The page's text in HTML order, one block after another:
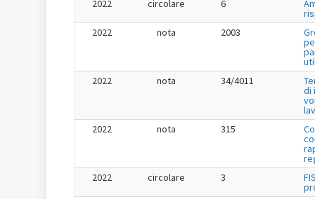
2022
circolare 6
2022
nota 2003
2022
nota 34/4011
di
2022
nota 315
2022
circolare 3